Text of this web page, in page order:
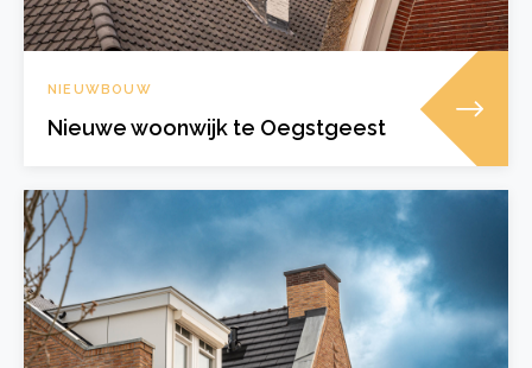
NIEUWBOUW
Nieuwe woonwijk te Oegstgeest